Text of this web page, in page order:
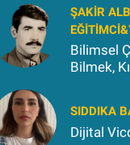
ŞAKIR
Bilimsel
Bilmek,
SIDDIKA
Dijital